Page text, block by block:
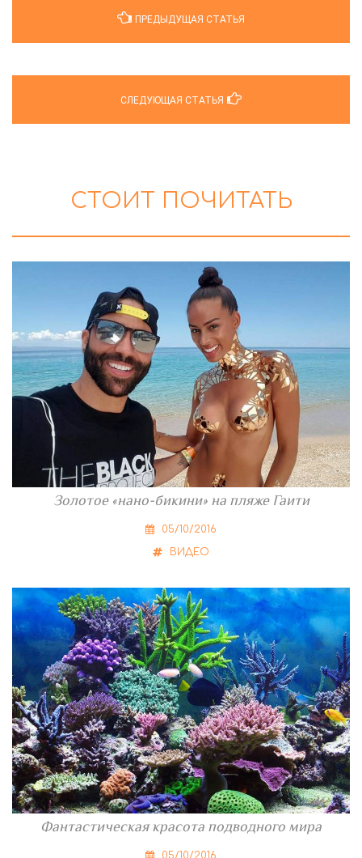
ПРЕДЫДУЩАЯ СТАТЬЯ
СЛЕДУЮЩАЯ СТАТЬЯ
СТОИТ ПОЧИТАТЬ
Золотое «нано-бикини» на пляже Гаити
05/10/2016
ВИДЕО
Фантастическая красота подводного мира
05/10/2016